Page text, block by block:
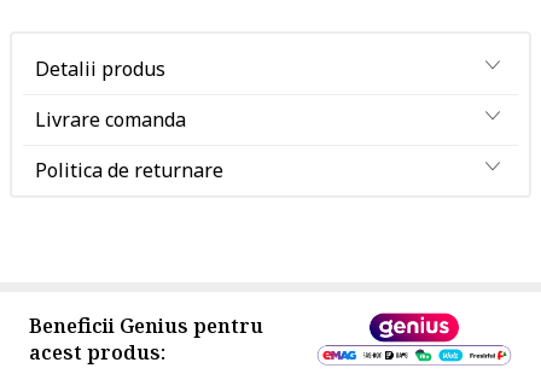
Detalii produs
Livrare comanda
Politica de returnare
Beneficii Genius pentru
acest produs: